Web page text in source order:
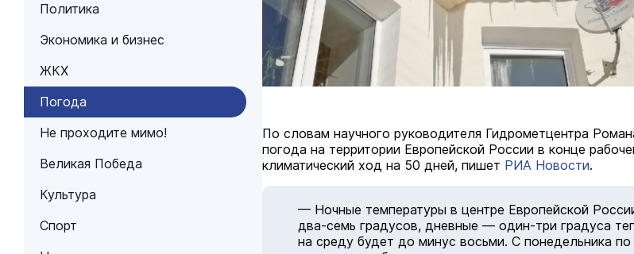
Политика
Экономика и бизнес
ЖКХ
Погода
Не проходите мимо!
Великая Победа
Культура
Спорт
По словам научного руководителя Гидрометцентра
погода на территории Европейской России в конце
климатический ход на 50 дней, пишет РИА Новости.
— Ночные температуры в центре Европейской
два-семь градусов, дневные — один-три градуса
на среду будет до минус восьми. С понедельника